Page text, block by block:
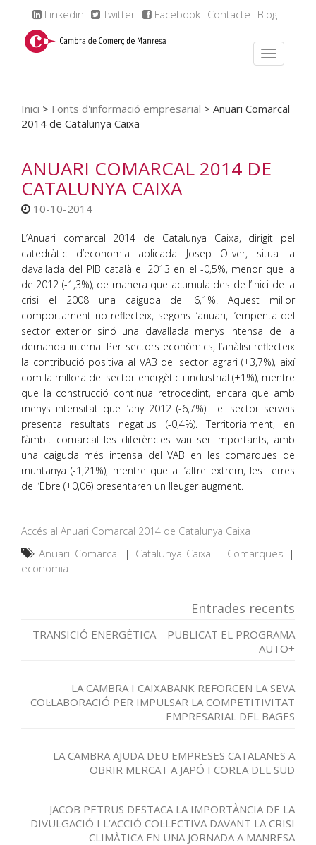
Linkedin Twitter Facebook Contacte Blog
Inici > Fonts d'informació empresarial > Anuari Comarcal
2014 de Catalunya Caixa
ANUARI COMARCAL 2014 DE
CATALUNYA CAIXA
10-10-2014
L’Anuari comarcal 2014 de Catalunya Caixa, dirigit pel
catedràtic d’economia aplicada Josep Oliver, situa la
davallada del PIB català el 2013 en el -0,5%, menor que la
de 2012 (-1,3%), de manera que acumula des de l’inici de la
crisi el 2008 una caiguda del 6,1%. Aquest millor
comportament no reflecteix, segons l’anuari, l’empenta del
sector exterior sinó una davallada menys intensa de la
demanda interna. Per sectors econòmics, l’anàlisi reflecteix
la contribució positiva al VAB del sector agrari (+3,7%), així
com la millora del sector energètic i industrial (+1%), mentre
que la construcció continua retrocedint, encara que amb
menys intensitat que l’any 2012 (-6,7%) i el sector serveis
presenta resultats negatius (-0,4%). Territorialment, en
l’àmbit comarcal les diferències van ser importants, amb
una caiguda més intensa del VAB en les comarques de
muntanya (-1,21%), mentre que a l’altre extrem, les Terres
de l’Ebre (+0,06) presentaren un lleuger augment.
Accés al Anuari Comarcal 2014 de Catalunya Caixa
Anuari Comarcal | Catalunya Caixa | Comarques |
economia
Entrades recents
TRANSICIÓ ENERGÈTICA – PUBLICAT EL PROGRAMA
AUTO+
LA CAMBRA I CAIXABANK REFORCEN LA SEVA
COL·LABORACIÓ PER IMPULSAR LA COMPETITIVITAT
EMPRESARIAL DEL BAGES
LA CAMBRA AJUDA DEU EMPRESES CATALANES A
OBRIR MERCAT A JAPÓ I COREA DEL SUD
JACOB PETRUS DESTACA LA IMPORTÀNCIA DE LA
DIVULGACIÓ I L’ACCIÓ COL·LECTIVA DAVANT LA CRISI
CLIMÀTICA EN UNA JORNADA A MANRESA